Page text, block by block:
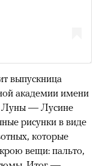
выпускница
академии имени
Луны — Лусине
рисунки в виде
которые
вещи: пальто,